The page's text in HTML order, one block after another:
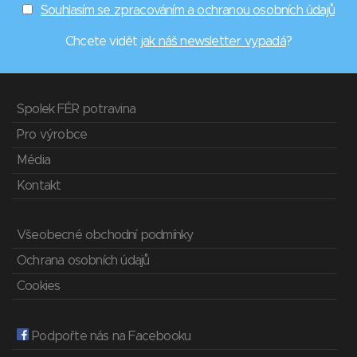
Souhlasím se zpracováním a ochranou osobních údajů
Chcete vidět jak náš newsletter vypadá?
Spolek FÉR potravina
Pro výrobce
Média
Kontakt
Všeobecné obchodní podmínky
Ochrana osobních údajů
Cookies
Podpořte nás na Facebooku